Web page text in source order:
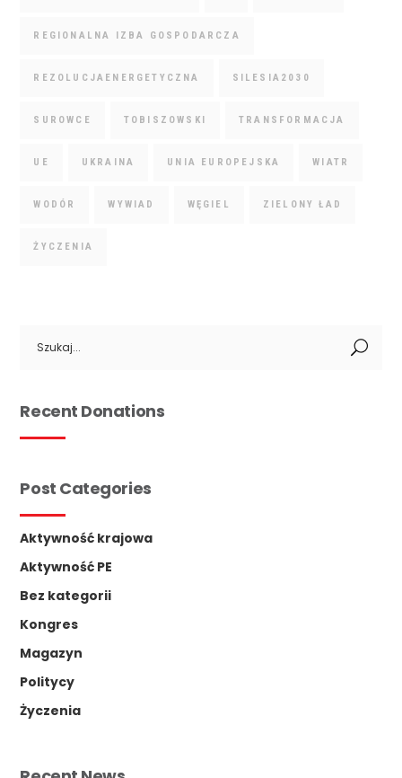
REGIONALNA IZBA GOSPODARCZA
REZOLUCJAENERGETYCZNA SILESIA2030
SUROWCE TOBISZOWSKI TRANSFORMACJA
UE UKRAINA UNIA EUROPEJSKA WIATR
WODÓR WYWIAD WĘGIEL ZIELONY ŁAD
ŻYCZENIA
for:
Recent Donations
Post Categories
Aktywność krajowa
Aktywność PE
Bez kategorii
Kongres
Magazyn
Politycy
Życzenia